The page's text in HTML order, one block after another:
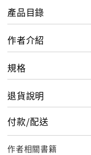
往有神祕的款項湧進
南、中國等偏遠區域/
擲千金的杜聰說/是這
因為得到聖嚴師父的
回歸生命本來面貌/儘
感嘆：無論生與滅/生
麼多大人物與小人物
到一道道或晶瑩、或
產品目錄
作者介紹
規格
退貨說明
付款/配送
作者相關書籍